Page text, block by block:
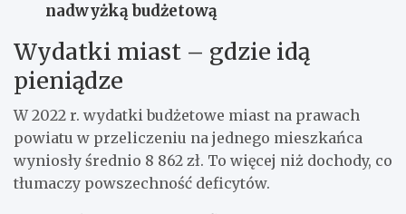
nadwyżką budżetową
Wydatki miast – gdzie idą
pieniądze
W 2022 r. wydatki budżetowe miast na prawach
powiatu w przeliczeniu na jednego mieszkańca
wyniosły średnio 8 862 zł. To więcej niż dochody, co
tłumaczy powszechność deficytów.